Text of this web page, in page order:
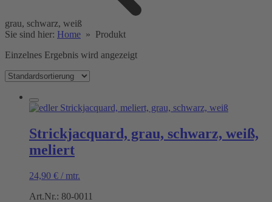
grau, schwarz, weiß
Sie sind hier: Home » Produkt
Einzelnes Ergebnis wird angezeigt
Strickjacquard, grau, schwarz, weiß,
meliert
24,90 € / mtr.
Art.Nr.: 80-0011